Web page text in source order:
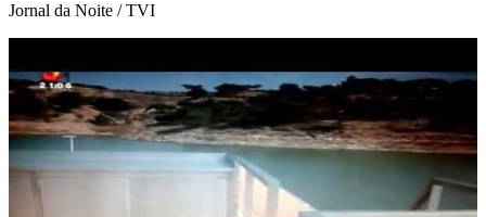
Jornal da Noite / TVI